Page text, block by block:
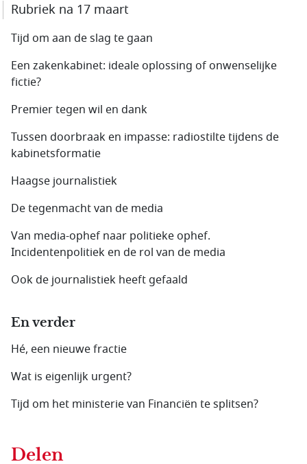
Rubriek na 17 maart
Tijd om aan de slag te gaan
Een zakenkabinet: ideale oplossing of onwenselijke
fictie?
Premier tegen wil en dank
Tussen doorbraak en impasse: radiostilte tijdens de
kabinetsformatie
Haagse journalistiek
De tegenmacht van de media
Van media-ophef naar politieke ophef.
Incidentenpolitiek en de rol van de media
Ook de journalistiek heeft gefaald
En verder
Hé, een nieuwe fractie
Wat is eigenlijk urgent?
Tijd om het ministerie van Financiën te splitsen?
Delen